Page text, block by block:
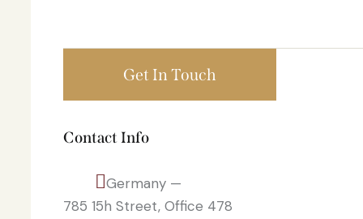
Contact Info
Germany —
785 15h Street, Office 478